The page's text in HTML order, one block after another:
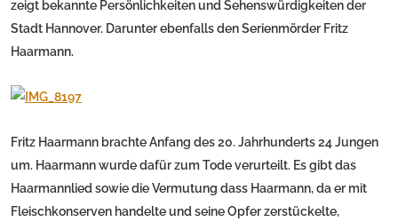
zeigt bekannte Persönlichkeiten und Sehenswürdigkeiten der
Stadt Hannover. Darunter ebenfalls den Serienmörder Fritz
Haarmann.
Fritz Haarmann brachte Anfang des 20. Jahrhunderts 24 Jungen
um. Haarmann wurde dafür zum Tode verurteilt. Es gibt das
Haarmannlied sowie die Vermutung dass Haarmann, da er mit
Fleischkonserven handelte und seine Opfer zerstückelte,